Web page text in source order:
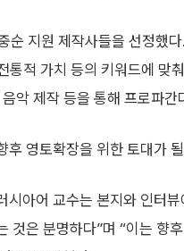
순 지원 제작사들을 선정했
통적 가치 등의 키워드에 맞
악 제작 등을 통해 프로파간
후 영토확장을 위한 토대가
시아어 교수는 본지와 인터
것은 분명하다”며 “이는 향